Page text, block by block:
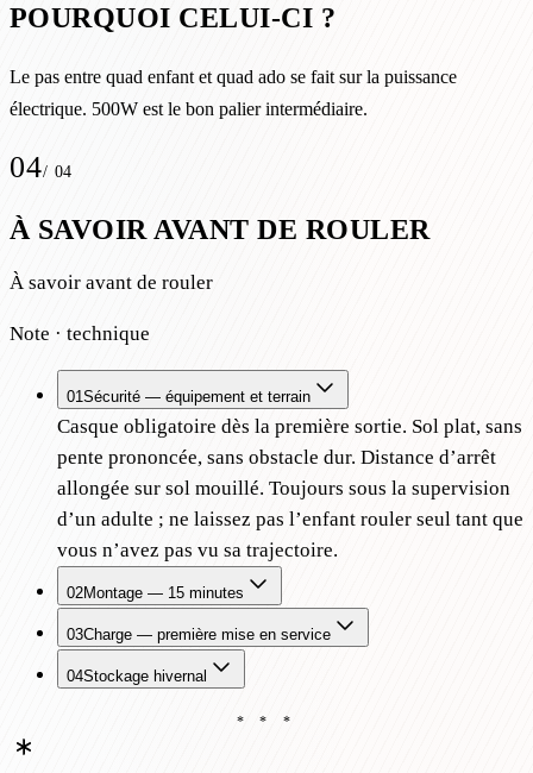
POURQUOI CELUI-CI ?
Le pas entre quad enfant et quad ado se fait sur la puissance
électrique. 500W est le bon palier intermédiaire.
04/ 04
À SAVOIR AVANT DE ROULER
À savoir avant de rouler
Note · technique
01Sécurité — équipement et terrain
Casque obligatoire dès la première sortie. Sol plat, sans
pente prononcée, sans obstacle dur. Distance d’arrêt
allongée sur sol mouillé. Toujours sous la supervision
d’un adulte ; ne laissez pas l’enfant rouler seul tant que
vous n’avez pas vu sa trajectoire.
02Montage — 15 minutes
03Charge — première mise en service
04Stockage hivernal
* * *